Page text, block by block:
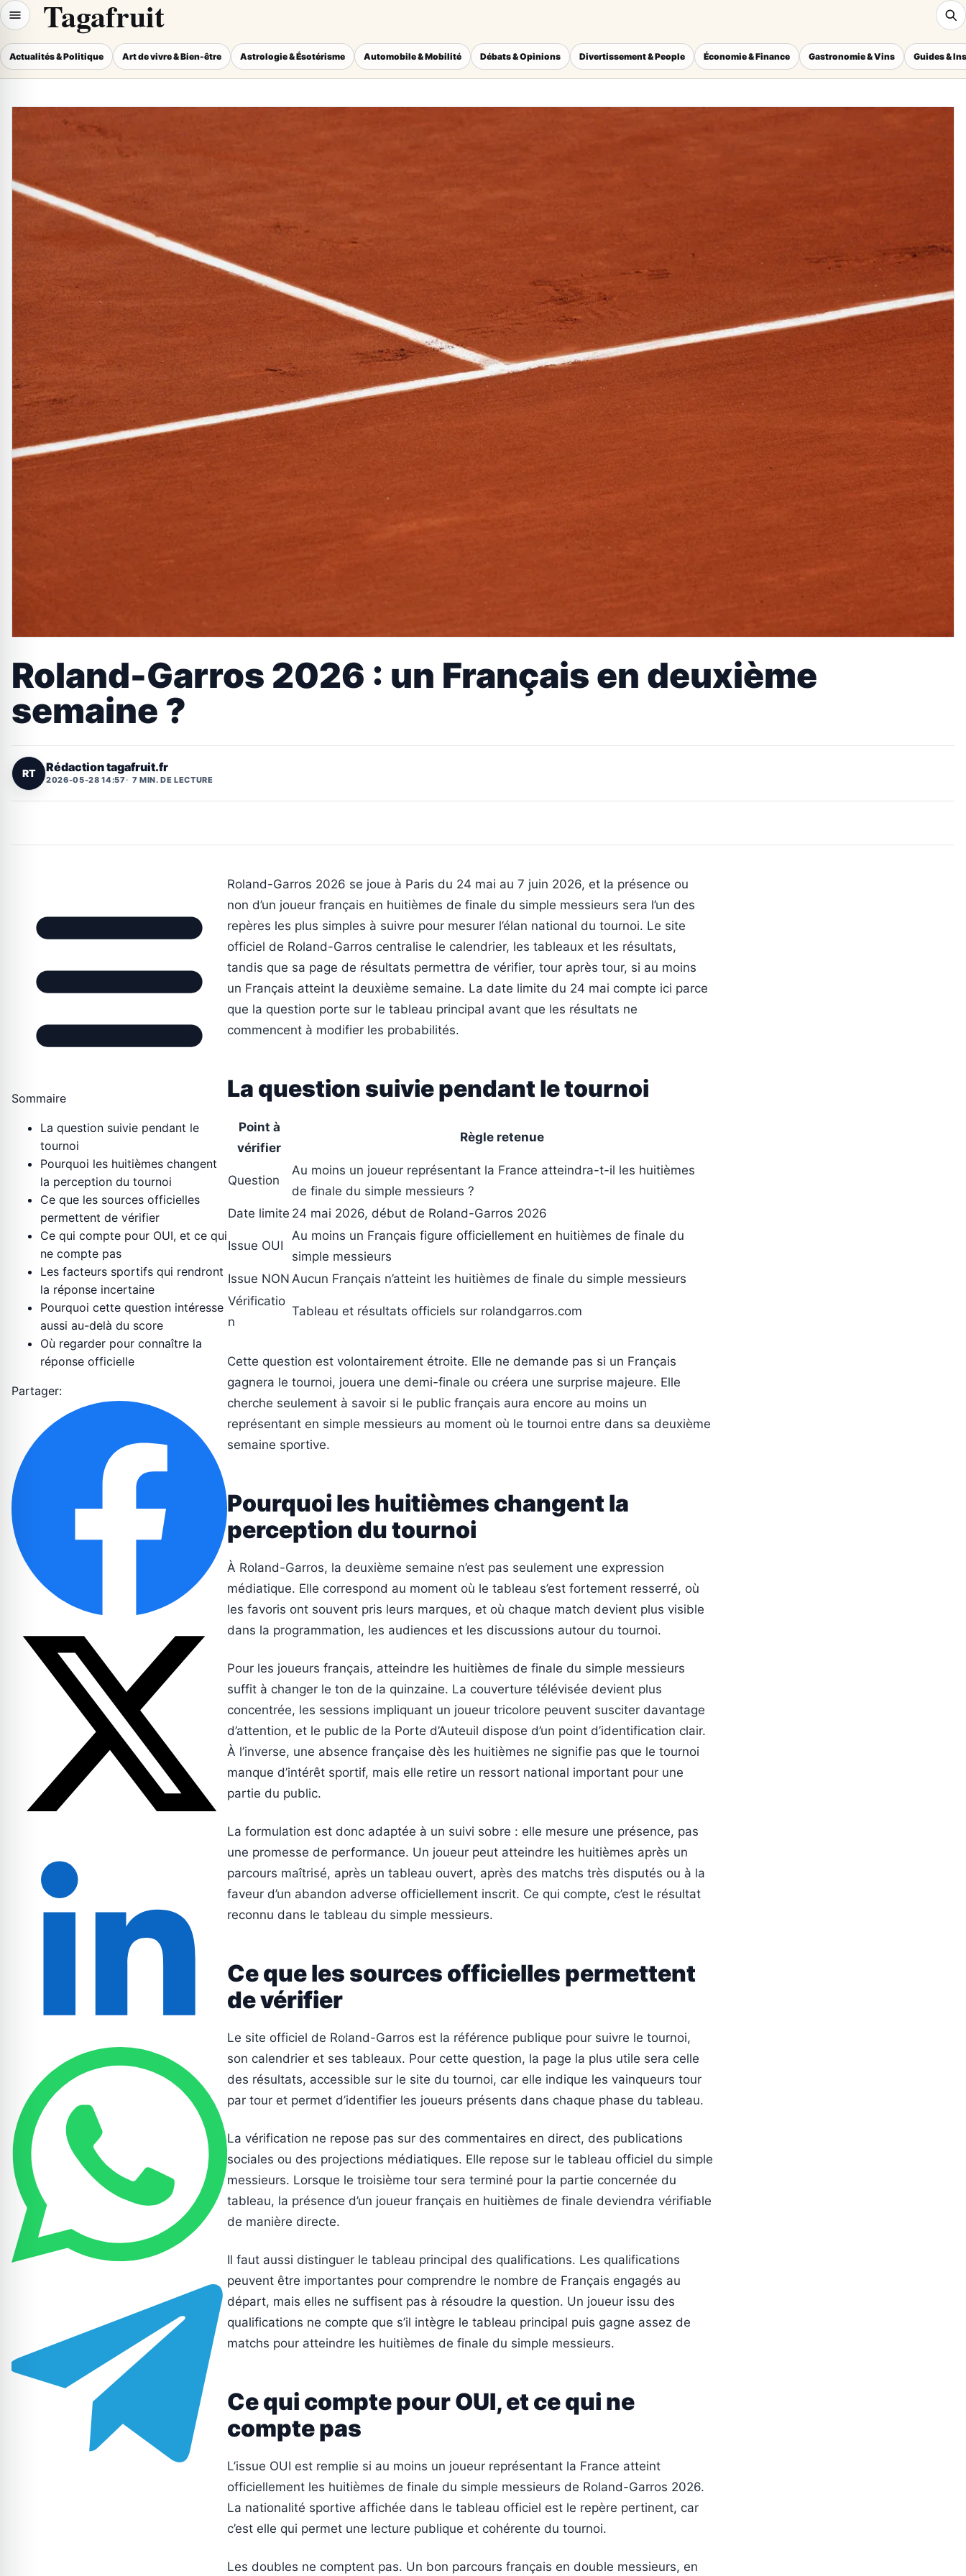
Tagafruit
Actualités & Politique Art de vivre & Bien-être Astrologie & Ésotérisme Automobile & Mobilité Débats & Opinions Divertissement & People Économie & Finance Gastronomie & Vins Guides &
Roland-Garros 2026 : un Français en deuxième
semaine ?
RT Rédaction tagafruit.fr
2026-05-28 14:57 7 MIN. DE LECTURE
Sommaire
La question suivie pendant le
tournoi
Pourquoi les huitièmes changent
la perception du tournoi
Ce que les sources officielles
permettent de vérifier
Ce qui compte pour OUI, et ce qui
ne compte pas
Les facteurs sportifs qui rendront
la réponse incertaine
Pourquoi cette question intéresse
aussi au-delà du score
Où regarder pour connaître la
réponse officielle
Partager:
Roland-Garros 2026 se joue à Paris du 24 mai au 7 juin 2026, et la présence ou
non d’un joueur français en huitièmes de finale du simple messieurs sera l’un des
repères les plus simples à suivre pour mesurer l’élan national du tournoi. Le site
officiel de Roland-Garros centralise le calendrier, les tableaux et les résultats,
tandis que sa page de résultats permettra de vérifier, tour après tour, si au moins
un Français atteint la deuxième semaine. La date limite du 24 mai compte ici parce
que la question porte sur le tableau principal avant que les résultats ne
commencent à modifier les probabilités.
La question suivie pendant le tournoi
Point à
vérifier
Règle retenue
Question
Au moins un joueur représentant la France atteindra-t-il les huitièmes
de finale du simple messieurs ?
Date limite 24 mai 2026, début de Roland-Garros 2026
Issue OUI
Au moins un Français figure officiellement en huitièmes de finale du
simple messieurs
Issue NON Aucun Français n’atteint les huitièmes de finale du simple messieurs
Vérificatio
n
Tableau et résultats officiels sur rolandgarros.com
Cette question est volontairement étroite. Elle ne demande pas si un Français
gagnera le tournoi, jouera une demi-finale ou créera une surprise majeure. Elle
cherche seulement à savoir si le public français aura encore au moins un
représentant en simple messieurs au moment où le tournoi entre dans sa deuxième
semaine sportive.
Pourquoi les huitièmes changent la
perception du tournoi
À Roland-Garros, la deuxième semaine n’est pas seulement une expression
médiatique. Elle correspond au moment où le tableau s’est fortement resserré, où
les favoris ont souvent pris leurs marques, et où chaque match devient plus visible
dans la programmation, les audiences et les discussions autour du tournoi.
Pour les joueurs français, atteindre les huitièmes de finale du simple messieurs
suffit à changer le ton de la quinzaine. La couverture télévisée devient plus
concentrée, les sessions impliquant un joueur tricolore peuvent susciter davantage
d’attention, et le public de la Porte d’Auteuil dispose d’un point d’identification clair.
À l’inverse, une absence française dès les huitièmes ne signifie pas que le tournoi
manque d’intérêt sportif, mais elle retire un ressort national important pour une
partie du public.
La formulation est donc adaptée à un suivi sobre : elle mesure une présence, pas
une promesse de performance. Un joueur peut atteindre les huitièmes après un
parcours maîtrisé, après un tableau ouvert, après des matchs très disputés ou à la
faveur d’un abandon adverse officiellement inscrit. Ce qui compte, c’est le résultat
reconnu dans le tableau du simple messieurs.
Ce que les sources officielles permettent
de vérifier
Le site officiel de Roland-Garros est la référence publique pour suivre le tournoi,
son calendrier et ses tableaux. Pour cette question, la page la plus utile sera celle
des résultats, accessible sur le site du tournoi, car elle indique les vainqueurs tour
par tour et permet d’identifier les joueurs présents dans chaque phase du tableau.
La vérification ne repose pas sur des commentaires en direct, des publications
sociales ou des projections médiatiques. Elle repose sur le tableau officiel du simple
messieurs. Lorsque le troisième tour sera terminé pour la partie concernée du
tableau, la présence d’un joueur français en huitièmes de finale deviendra vérifiable
de manière directe.
Il faut aussi distinguer le tableau principal des qualifications. Les qualifications
peuvent être importantes pour comprendre le nombre de Français engagés au
départ, mais elles ne suffisent pas à résoudre la question. Un joueur issu des
qualifications ne compte que s’il intègre le tableau principal puis gagne assez de
matchs pour atteindre les huitièmes de finale du simple messieurs.
Ce qui compte pour OUI, et ce qui ne
compte pas
L’issue OUI est remplie si au moins un joueur représentant la France atteint
officiellement les huitièmes de finale du simple messieurs de Roland-Garros 2026.
La nationalité sportive affichée dans le tableau officiel est le repère pertinent, car
c’est elle qui permet une lecture publique et cohérente du tournoi.
Les doubles ne comptent pas. Un bon parcours français en double messieurs, en